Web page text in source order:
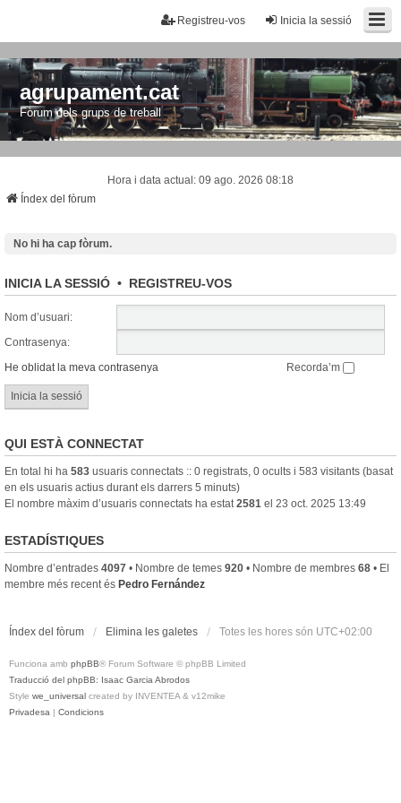
Inicia la sessió
Registreu-vos
agrupament.cat
Fòrum dels grups de treball
Hora i data actual: 09 ago. 2026 08:18
Índex del fòrum
No hi ha cap fòrum.
INICIA LA SESSIÓ • REGISTREU-VOS
Nom d’usuari:
Contrasenya:
He oblidat la meva contrasenya
Recorda’m
QUI ESTÀ CONNECTAT
En total hi ha 583 usuaris connectats :: 0 registrats, 0 ocults i 583 visitants (basat
en els usuaris actius durant els darrers 5 minuts)
El nombre màxim d’usuaris connectats ha estat 2581 el 23 oct. 2025 13:49
ESTADÍSTIQUES
Nombre d’entrades 4097 • Nombre de temes 920 • Nombre de membres 68 • El
membre més recent és Pedro Fernández
Índex del fòrum Elimina les galetes Totes les hores són UTC+02:00
Funciona amb phpBB® Forum Software © phpBB Limited
Traducció del phpBB: Isaac Garcia Abrodos
Style we_universal created by INVENTEA & v12mike
Privadesa | Condicions